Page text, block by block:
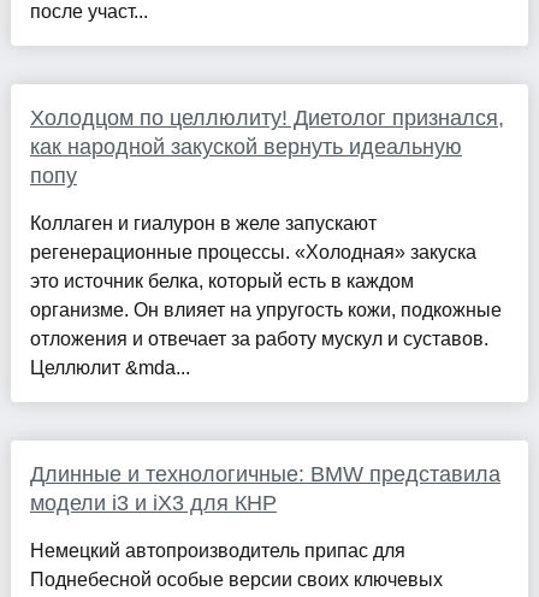
после участ...
Холодцом по целлюлиту! Диетолог признался,
как народной закуской вернуть идеальную
попу
Коллаген и гиалурон в желе запускают
регенерационные процессы. «Холодная» закуска
это источник белка, который есть в каждом
организме. Он влияет на упругость кожи, подкожные
отложения и отвечает за работу мускул и суставов.
Целлюлит &mda...
Длинные и технологичные: BMW представила
модели i3 и iX3 для КНР
Немецкий автопроизводитель припас для
Поднебесной особые версии своих ключевых